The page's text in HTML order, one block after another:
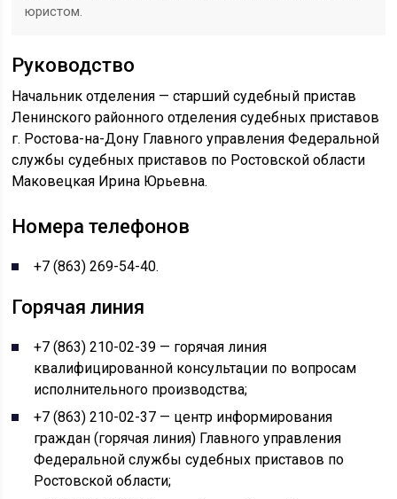
юристом.
Руководство
Начальник отделения — старший судебный пристав
Ленинского районного отделения судебных приставов
г. Ростова-на-Дону Главного управления Федеральной
службы судебных приставов по Ростовской области
Маковецкая Ирина Юрьевна.
Номера телефонов
+7 (863) 269-54-40.
Горячая линия
+7 (863) 210-02-39 — горячая линия
квалифицированной консультации по вопросам
исполнительного производства;
+7 (863) 210-02-37 — центр информирования
граждан (горячая линия) Главного управления
Федеральной службы судебных приставов по
Ростовской области;